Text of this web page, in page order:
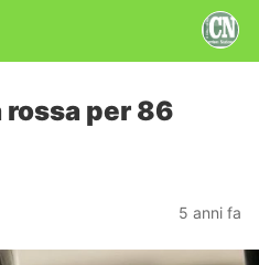
rossa per 86
5 anni fa